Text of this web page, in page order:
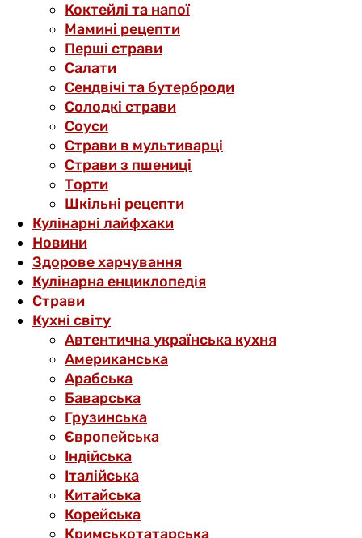
Коктейлі та напої
Мамині рецепти
Перші страви
Салати
Сендвічі та бутерброди
Солодкі страви
Соуси
Страви в мультиварці
Страви з пшениці
Торти
Шкільні рецепти
Кулінарні лайфхаки
Новини
Здорове харчування
Кулінарна енциклопедія
Страви
Кухні світу
Автентична українська кухня
Американська
Арабська
Баварська
Грузинська
Європейська
Індійська
Італійська
Китайська
Корейська
Кримськотатарська